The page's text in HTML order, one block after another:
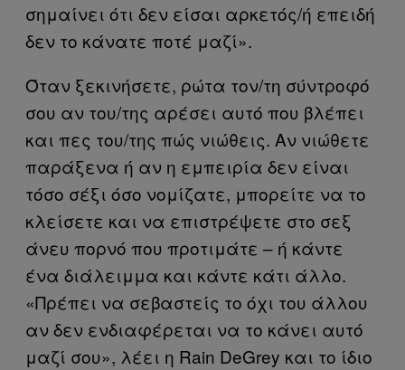
σημαίνει ότι δεν είσαι αρκετός/ή επειδή
δεν το κάνατε ποτέ μαζί».
Όταν ξεκινήσετε, ρώτα τον/τη σύντροφό
σου αν του/της αρέσει αυτό που βλέπει
και πες του/της πώς νιώθεις. Αν νιώθετε
παράξενα ή αν η εμπειρία δεν είναι
τόσο σέξι όσο νομίζατε, μπορείτε να το
κλείσετε και να επιστρέψετε στο σεξ
άνευ πορνό που προτιμάτε – ή κάντε
ένα διάλειμμα και κάντε κάτι άλλο.
«Πρέπει να σεβαστείς το όχι του άλλου
αν δεν ενδιαφέρεται να το κάνει αυτό
μαζί σου», λέει η Rain DeGrey και το ίδιο